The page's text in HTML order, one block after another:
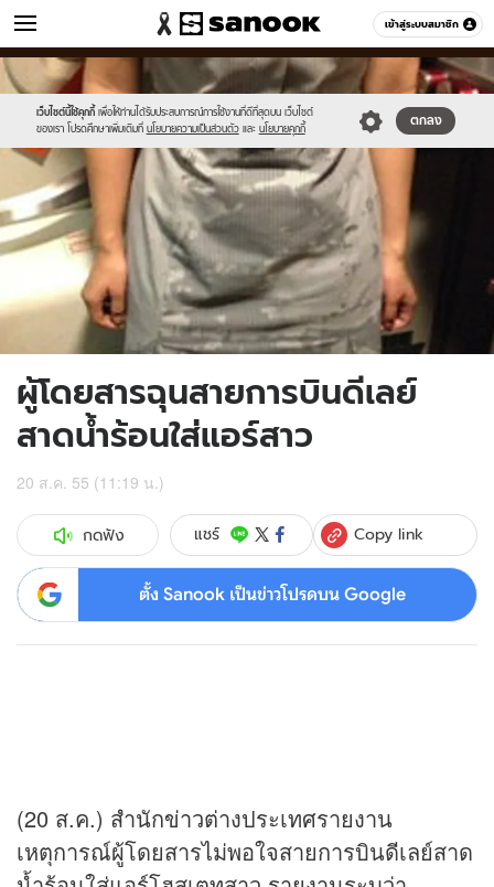
เข้าสู่ระบบสมาชิก
ข่าว หมวดอื่นๆ
เว็บไซต์นี้ใช้คุกกี้ เพื่อให้ท่านได้รับประสบการณ์การใช้งานที่ดีที่สุดบน เว็บไซต์
ของเรา โปรดศึกษาเพิ่มเติมที่ นโยบายความเป็นส่วนตัว และ นโยบายคุกกี้
ตกลง
Sanook
//s.isanook.com/sr/0/images/logo-
new-
sanook.png
600
//s.isanook.com/ns/0/ud/227/1137284/1.jpg
ผู้โดยสารฉุนสายการบินดีเลย์
สาดน้ำร้อนใส่แอร์สาว
20 ส.ค. 55 (11:19 น.)
กดฟัง แชร์ Copy link
ตั้ง Sanook เป็นข่าวโปรดบน Google
(20 ส.ค.) สำนักข่าวต่างประเทศรายงาน
เหตุการณ์ผู้โดยสารไม่พอใจสายการบินดีเลย์สาด